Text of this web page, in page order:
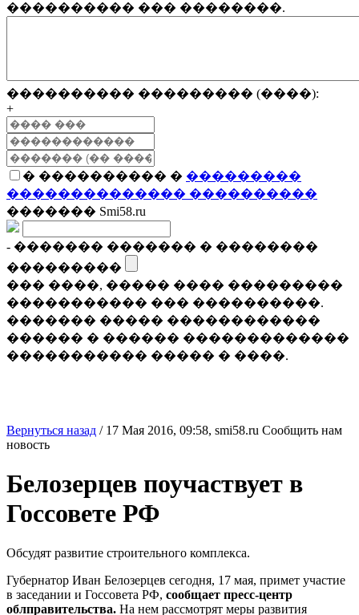
���������� ��� ��������.
���������� ��������� (����):
+
� ���������� � ���������
�������������� ����������
������� Smi58.ru
- ������� ������� � ��������
���������
��� ����, ����� ���� ���������
����������� ��� ����������.
������� ����� ������������
������ � ������ �������������
����������� ����� � ����.
Вернуться назад / 17 Мая 2016, 09:58, smi58.ru Сообщить нам
новость
Белозерцев поучаствует в
Госсовете РФ
Обсудят развитие строительного комплекса.
Губернатор Иван Белозерцев сегодня, 17 мая, примет участие
в заседании и Госсовета РФ, сообщает пресс-центр
облправительства. На нем рассмотрят меры развития